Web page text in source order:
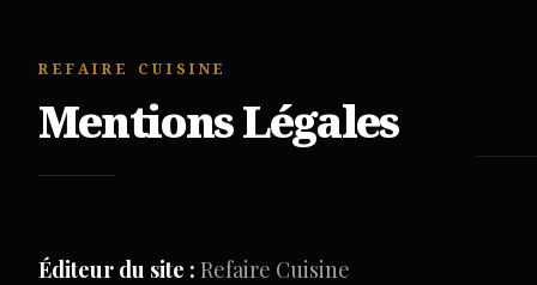
REFAIRE CUISINE
Mentions Légales
Éditeur du site : Refaire Cuisine